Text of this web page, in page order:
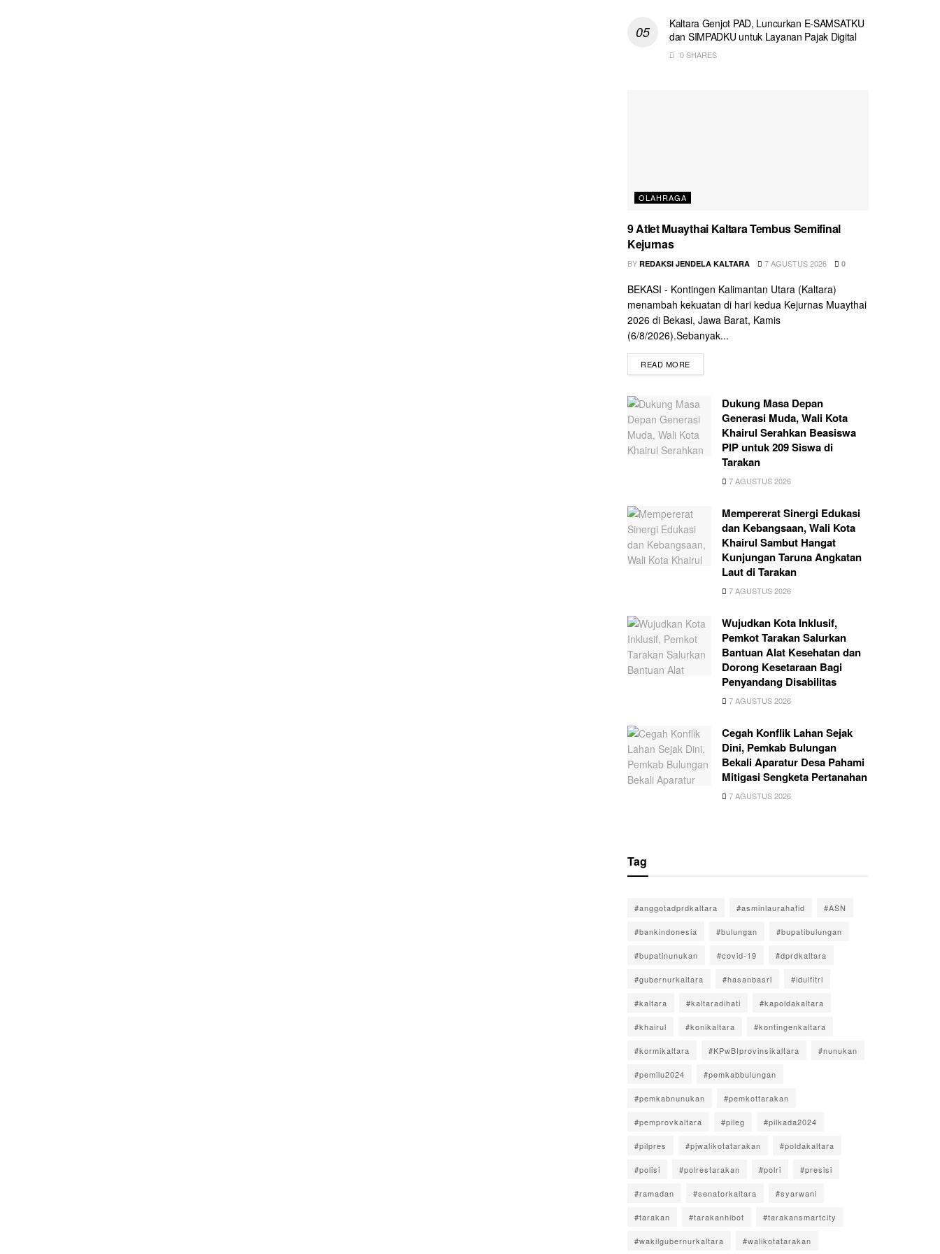
Kaltara Genjot PAD, Luncurkan E-SAMSATKU
dan SIMPADKU untuk Layanan Pajak Digital
0 SHARES
OLAHRAGA
9 Atlet Muaythai Kaltara Tembus Semifinal
Kejurnas
BY REDAKSI JENDELA KALTARA 7 AGUSTUS 2026 0
BEKASI - Kontingen Kalimantan Utara (Kaltara)
menambah kekuatan di hari kedua Kejurnas Muaythai
2026 di Bekasi, Jawa Barat, Kamis
(6/8/2026).Sebanyak...
READ MORE
Dukung Masa Depan
Generasi Muda, Wali Kota
Khairul Serahkan Beasiswa
PIP untuk 209 Siswa di
Tarakan
7 AGUSTUS 2026
Mempererat Sinergi Edukasi
dan Kebangsaan, Wali Kota
Khairul Sambut Hangat
Kunjungan Taruna Angkatan
Laut di Tarakan
7 AGUSTUS 2026
Wujudkan Kota Inklusif,
Pemkot Tarakan Salurkan
Bantuan Alat Kesehatan dan
Dorong Kesetaraan Bagi
Penyandang Disabilitas
7 AGUSTUS 2026
Cegah Konflik Lahan Sejak
Dini, Pemkab Bulungan
Bekali Aparatur Desa Pahami
Mitigasi Sengketa Pertanahan
7 AGUSTUS 2026
Tag
#anggotadprdkaltara #asminlaurahafid #ASN
#bankindonesia #bulungan #bupatibulungan
#bupatinunukan #covid-19 #dprdkaltara
#gubernurkaltara #hasanbasri #idulfitri
#kaltara #kaltaradihati #kapoldakaltara
#khairul #konikaltara #kontingenkaltara
#kormikaltara #KPwBIprovinsikaltara #nunukan
#pemilu2024 #pemkabbulungan
#pemkabnunukan #pemkottarakan
#pemprovkaltara #pileg #pilkada2024
#pilpres #pjwalikotatarakan #poldakaltara
#polisi #polrestarakan #polri #presisi
#ramadan #senatorkaltara #syarwani
#tarakan #tarakanhibot #tarakansmartcity
#wakilgubernurkaltara #walikotatarakan